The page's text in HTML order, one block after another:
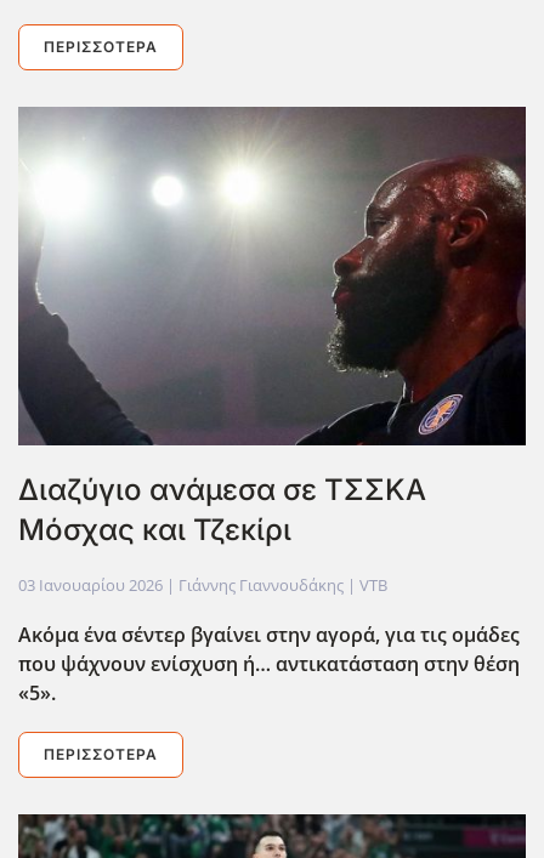
ΠΕΡΙΣΣΌΤΕΡΑ
Διαζύγιο ανάμεσα σε ΤΣΣΚΑ
Μόσχας και Τζεκίρι
03 Ιανουαρίου 2026 | Γιάννης Γιαννουδάκης | VTB
Ακόμα ένα σέντερ βγαίνει στην αγορά, για τις ομάδες
που ψάχνουν ενίσχυση ή… αντικατάσταση στην θέση
«5».
ΠΕΡΙΣΣΌΤΕΡΑ